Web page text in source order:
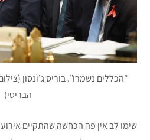
“הכללים נשמרו”. בוריס ג’ונסון
הבריטי)
שימו לב אין פה הכחשה שהתקיים